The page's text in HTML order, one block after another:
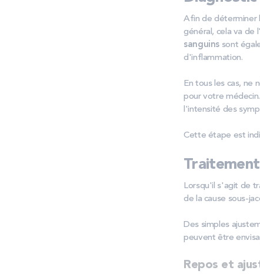
Afin de déterminer
général, cela va de l'
sanguins sont
d'inflammation.
En tous les cas, ne
pour votre
l'intensité des
Cette étape est
Lorsqu'il s'agit de
de la cause sous-
Des simples
peuvent être
Repos et